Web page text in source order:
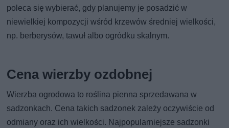
poleca się wybierać, gdy planujemy je posadzić w
niewielkiej kompozycji wśród krzewów średniej wielkości,
np. berberysów, tawuł albo ogródku skalnym.
Cena wierzby ozdobnej
Wierzba ogrodowa to roślina pienna sprzedawana w
sadzonkach. Cena takich sadzonek zależy oczywiście od
odmiany oraz ich wielkości. Najpopularniejsze sadzonki